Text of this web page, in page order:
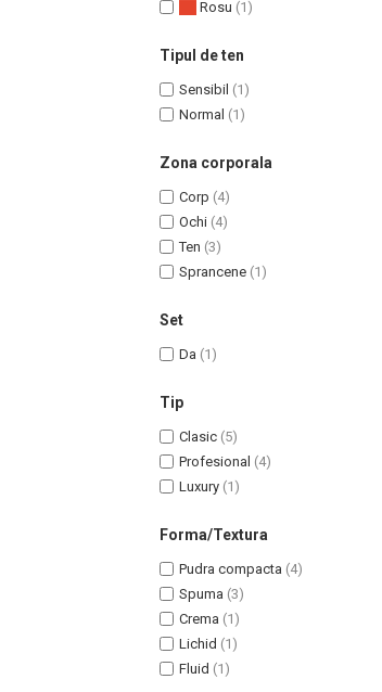
Masaj Facial si Drenaj Limfatic
Plasturi ochi / nas / frunte
Produse Curatare Ten
Rosu (1)
Tipul de ten
Sensibil (1)
Normal (1)
Zona corporala
Corp (4)
Ochi (4)
Ten (3)
Sprancene (1)
Set
Da (1)
Tip
Clasic (5)
Profesional (4)
Luxury (1)
Forma/Textura
Pudra compacta (4)
Spuma (3)
Crema (1)
Lichid (1)
Fluid (1)